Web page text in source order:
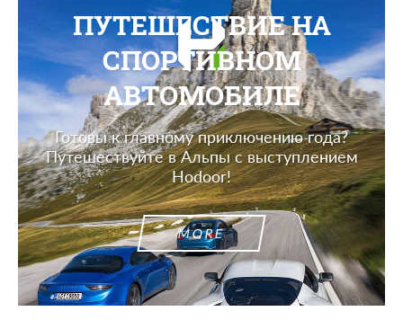
ПУТЕШЕСТВИЕ НА
СПОРТИВНОМ
АВТОМОБИЛЕ
Готовы к главному приключению года?
Путешествуйте в Альпы с выступлением
Hodoor!
MORE